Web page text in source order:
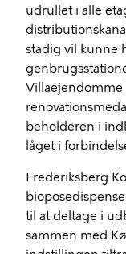
udrullet i alle
stadig vil kunne
Villaejendomme
beholderen i
låget i
Frederiksberg
til at deltage i
sammen med